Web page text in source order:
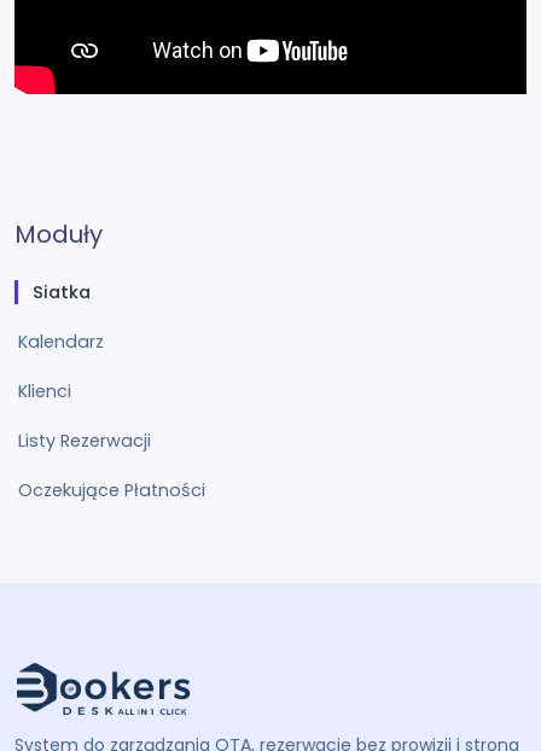
Moduły
Siatka
Kalendarz
Klienci
Listy Rezerwacji
Oczekujące Płatności
System do zarządzania OTA, rezerwacje bez prowizji i strona